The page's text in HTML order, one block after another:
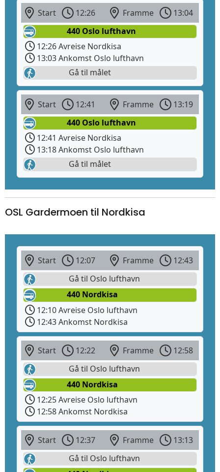
Start 12:26 Framme
13:04
440 Oslo lufthavn
12:26 Avreise Nordkisa
13:03 Ankomst Oslo lufthavn
Gå til målet
Start 12:41 Framme
13:19
440 Oslo lufthavn
12:41 Avreise Nordkisa
13:18 Ankomst Oslo lufthavn
Gå til målet
OSL Gardermoen til Nordkisa
Start 12:07 Framme
12:43
Gå til Oslo lufthavn
440 Nordkisa
12:10 Avreise Oslo lufthavn
12:43 Ankomst Nordkisa
Start 12:22 Framme
12:58
Gå til Oslo lufthavn
440 Nordkisa
12:25 Avreise Oslo lufthavn
12:58 Ankomst Nordkisa
Start 12:37 Framme
13:13
Gå til Oslo lufthavn